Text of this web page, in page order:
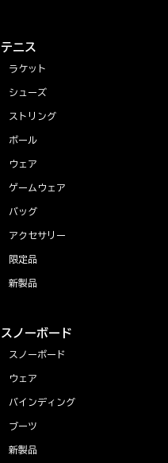
テニス
ラケット
シューズ
ストリング
ボール
ウェア
ゲームウェア
バッグ
アクセサリー
限定品
新製品
スノーボード
スノーボード
ウェア
バインディング
ブーツ
新製品